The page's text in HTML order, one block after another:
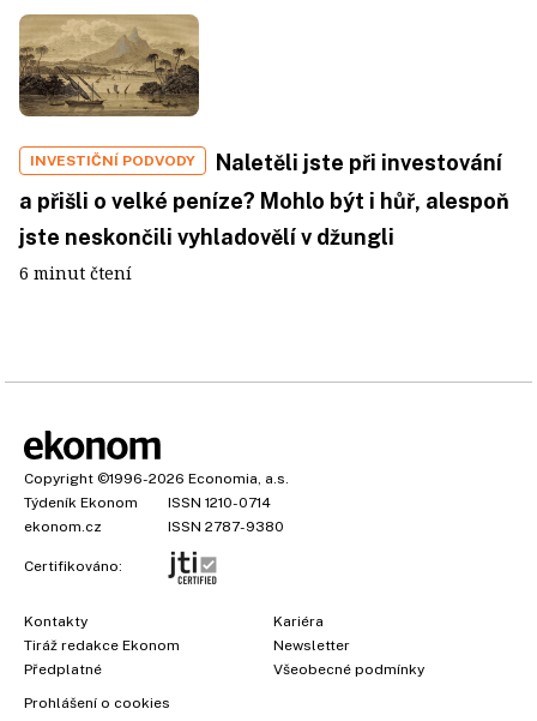
INVESTIČNÍ PODVODY
Naletěli jste při investování
a přišli o velké peníze? Mohlo být i hůř, alespoň
jste neskončili vyhladovělí v džungli
6 minut čtení
Copyright ©1996-2026 Economia, a.s.
Týdeník Ekonom
ISSN 1210-0714
ekonom.cz
ISSN 2787-9380
Certifikováno:
Kontakty
Tiráž redakce Ekonom
Předplatné
Kariéra
Newsletter
Všeobecné podmínky
Prohlášení o cookies